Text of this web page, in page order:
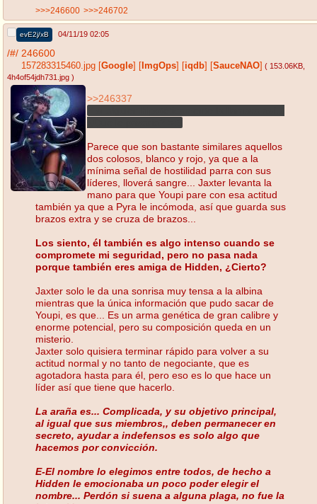
>>>246600 >>>246702
evE2j/xB 04/11/19 02:05
/#/ 246600
157283315460.jpg Google ImgOps iqdb SauceNAO ( 153.06KB
4h4of54jdh731.jpg )
>>246337
Parece que son bastante similares aquellos
dos colosos, blanco y rojo, ya que a la
mínima señal de hostilidad parra con sus
líderes, lloverá sangre... Jaxter levanta la
mano para que Youpi pare con esa actitud
también ya que a Pyra le incómoda, así que guarda sus
brazos extra y se cruza de brazos...
Los siento, él también es algo intenso cuando se
compromete mi seguridad, pero no pasa nada
porque también eres amiga de Hidden, ¿Cierto?
Jaxter solo le da una sonrisa muy tensa a la albina
mientras que la única información que pudo sacar de
Youpi, es que... Es un arma genética de gran calibre y
enorme potencial, pero su composición queda en un
misterio.
Jaxter solo quisiera terminar rápido para volver a su
actitud normal y no tanto de negociante, que es
agotadora hasta para él, pero eso es lo que hace un
líder así que tiene que hacerlo.
La araña es... Complicada, y su objetivo principal,
al igual que sus miembros,, deben permanecer en
secreto, ayudar a indefensos es solo algo que
hacemos por convicción.
E-El nombre lo elegimos entre todos, de hecho a
Hidden le emocionaba un poco poder elegir el
nombre... Perdón si suena a alguna plaga, no fue la